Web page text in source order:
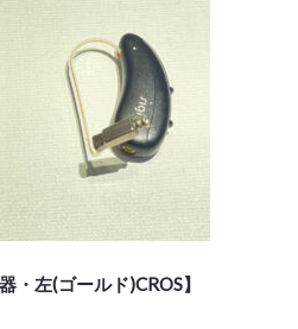
・左(ゴールド)CROS】